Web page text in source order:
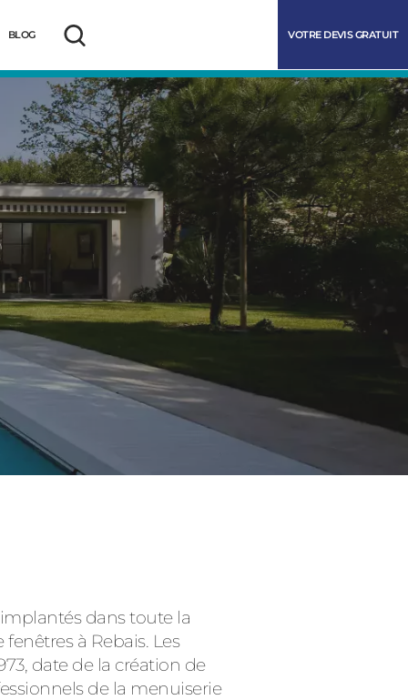
BLOG
Rechercher
VOTRE DEVIS GRATUIT
dans toute la
à Rebais. Les
date de la création de
de la menuiserie